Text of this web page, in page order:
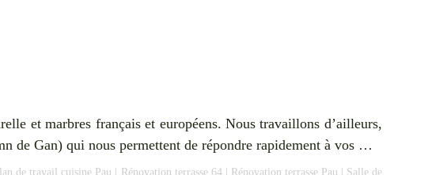
et marbres français et européens. Nous travaillons d’ailleurs,
de Gan) qui nous permettent de répondre rapidement à vos …
de travail cuisine Pau | Rénovation terrasse 64| Rénovation terrasse Pau | Salle de